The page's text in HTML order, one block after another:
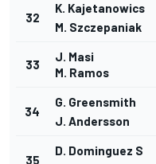
32
K. Kajetanowics
M. Szczepaniak
33
J. Masi
M. Ramos
34
G. Greensmith
J. Andersson
35
D. Dominguez S